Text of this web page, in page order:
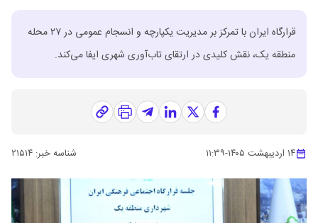
قرارگاه ایران با تمرکز بر مدیریت یکپارچه و انسجام عمومی در ۲۷ محله
منطقه یک، نقش کلیدی در ارتقای تاب‌آوری شهری ایفا می‌کند.
۱۴ اردیبهشت ۱۴۰۵ -۱۱:۳۹ شناسه خبر: ۲۱۵۱۴